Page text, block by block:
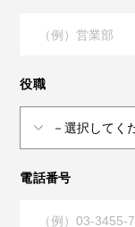
役職
電話番号